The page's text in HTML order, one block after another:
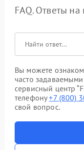
FAQ. Ответы
Вы можете
часто
сервисный центр
телефону+7 (800)
свой вопрос.